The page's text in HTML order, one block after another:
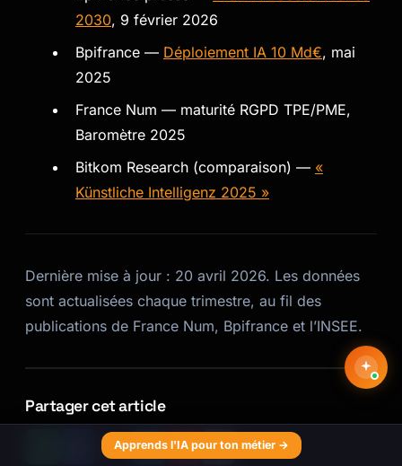
2030, 9 février 2026
Bpifrance — Déploiement IA 10 Md€, mai
2025
France Num — maturité RGPD TPE/PME,
Baromètre 2025
Bitkom Research (comparaison) — «
Künstliche Intelligenz 2025 »
Dernière mise à jour : 20 avril 2026. Les données
sont actualisées chaque trimestre, au fil des
publications de France Num, Bpifrance et l’INSEE.
Partager cet article
Apprends l'IA pour ton métier →